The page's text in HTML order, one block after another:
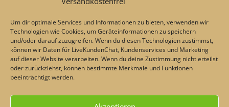
Um dir optimale Services und Informationen zu bieten, verwenden wir
Technologien wie Cookies, um Geräteinformationen zu speichern
und/oder darauf zuzugreifen. Wenn du diesen Technologien zustimmst,
können wir Daten für LiveKundenChat, Kundenservices und Marketing
auf dieser Website verarbeiten. Wenn du deine Zustimmung nicht erteilst
oder zurückziehst, können bestimmte Merkmale und Funktionen
beeinträchtigt werden.
Versand und Retoure****
AGB
Impressum
Datenschutz
Über uns
Echtheit von Bewertungen
Barrierefreiheit